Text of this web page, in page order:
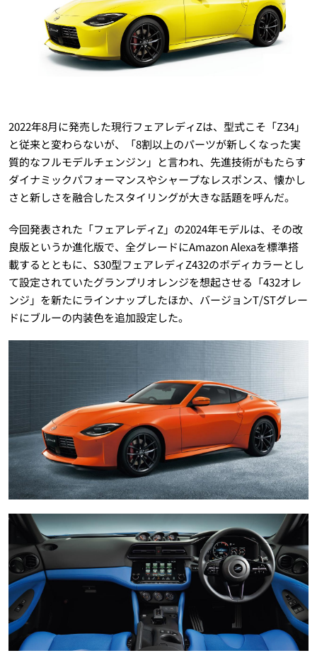
2022年8月に発売した現行フェアレディZは、型式こそ「Z34」
と従来と変わらないが、「8割以上のパーツが新しくなった実
質的なフルモデルチェンジン」と言われ、先進技術がもたらす
ダイナミックパフォーマンスやシャープなレスポンス、懐かし
さと新しさを融合したスタイリングが大きな話題を呼んだ。
今回発表された「フェアレディZ」の2024年モデルは、その改
良版というか進化版で、全グレードにAmazon Alexaを標準搭
載するとともに、S30型フェアレディZ432のボディカラーとし
て設定されていたグランプリオレンジを想起させる「432オレ
ンジ」を新たにラインナップしたほか、バージョンT/STグレー
ドにブルーの内装色を追加設定した。